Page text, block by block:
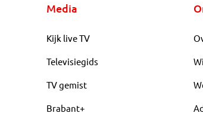
Media
Kijk live TV
Televisiegids
TV gemist
Brabant+